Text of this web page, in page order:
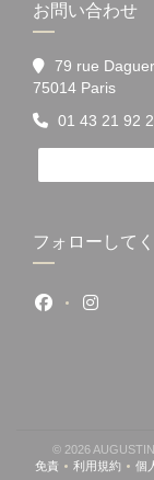
お問い合わせ
79 rue
75014 Paris((新
01 43 21 92
フォローして
Facebook ((
© 2026
免責((新しいウィンド
利用規約((新しい
個